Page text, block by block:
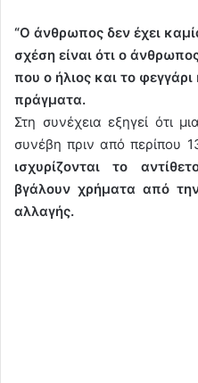
“Ο άνθρωπος δεν έχει
σχέση είναι ότι ο
που ο ήλιος και το
πράγματα.
Στη συνέχεια εξηγεί ότι
συνέβη πριν από περίπου
ισχυρίζονται το
βγάλουν χρήματα από
αλλαγής.